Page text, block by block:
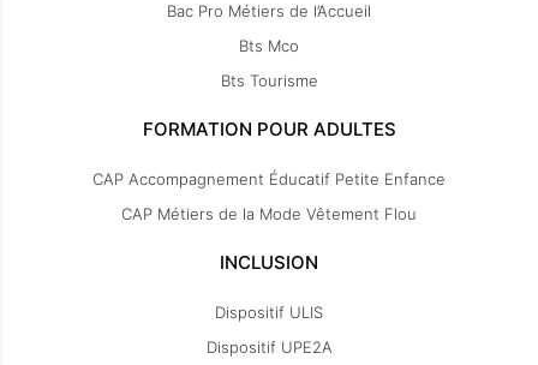
Bac Pro Métiers de l’Accueil
Bts Mco
Bts Tourisme
FORMATION POUR ADULTES
CAP Accompagnement Éducatif Petite Enfance
CAP Métiers de la Mode Vêtement Flou
INCLUSION
Dispositif ULIS
Dispositif UPE2A